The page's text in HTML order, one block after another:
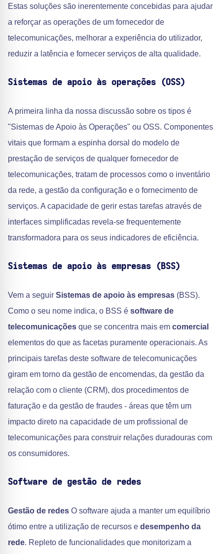
Estas soluções são inerentemente concebidas para ajudar
a reforçar as operações de um fornecedor de
telecomunicações, melhorar a experiência do utilizador,
reduzir a latência e fornecer serviços de alta qualidade.
Sistemas de apoio às operações (OSS)
A primeira linha da nossa discussão sobre os tipos é
"Sistemas de Apoio às Operações" ou OSS. Componentes
vitais que formam a espinha dorsal do modelo de
prestação de serviços de qualquer fornecedor de
telecomunicações, tratam de processos como o inventário
da rede, a gestão da configuração e o fornecimento de
serviços. A capacidade de gerir estas tarefas através de
interfaces simplificadas revela-se frequentemente
transformadora para os seus indicadores de eficiência.
Sistemas de apoio às empresas (BSS)
Vem a seguir Sistemas de apoio às empresas (BSS).
Como o seu nome indica, o BSS é software de
telecomunicações que se concentra mais em comercial
elementos do que as facetas puramente operacionais. As
principais tarefas deste software de telecomunicações
giram em torno da gestão de encomendas, da gestão da
relação com o cliente (CRM), dos procedimentos de
faturação e da gestão de fraudes - áreas que têm um
impacto direto na capacidade de um profissional de
telecomunicações para construir relações duradouras com
os consumidores.
Software de gestão de redes
Gestão de redes O software ajuda a manter um equilíbrio
ótimo entre a utilização de recursos e desempenho da
rede. Repleto de funcionalidades que monitorizam a